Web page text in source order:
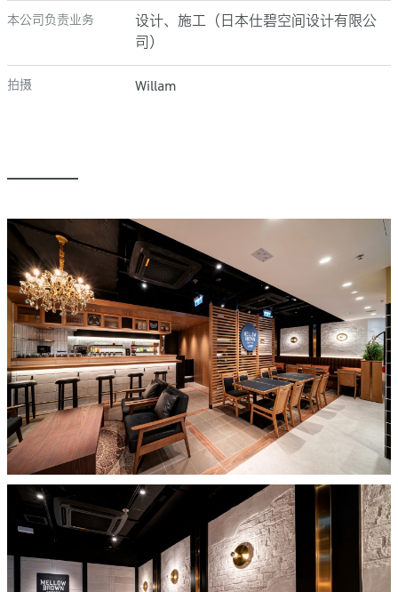
本公司负责业务
设计、施工（日本仕碧空间设计有限公
司）
拍摄 Willam